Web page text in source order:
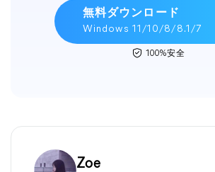
無料ダウンロード
Windows 11/10/8/8.1/7
100%安全
Zoe